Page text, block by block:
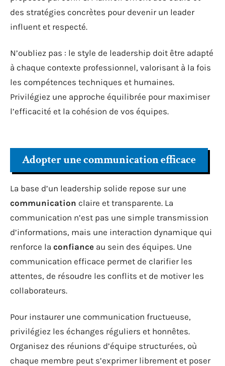
des stratégies concrètes pour devenir un leader
influent et respecté.
N’oubliez pas : le style de leadership doit être adapté
à chaque contexte professionnel, valorisant à la fois
les compétences techniques et humaines.
Privilégiez une approche équilibrée pour maximiser
l’efficacité et la cohésion de vos équipes.
Adopter une communication efficace
La base d’un leadership solide repose sur une
communication claire et transparente. La
communication n’est pas une simple transmission
d’informations, mais une interaction dynamique qui
renforce la confiance au sein des équipes. Une
communication efficace permet de clarifier les
attentes, de résoudre les conflits et de motiver les
collaborateurs.
Pour instaurer une communication fructueuse,
privilégiez les échanges réguliers et honnêtes.
Organisez des réunions d’équipe structurées, où
chaque membre peut s’exprimer librement et poser